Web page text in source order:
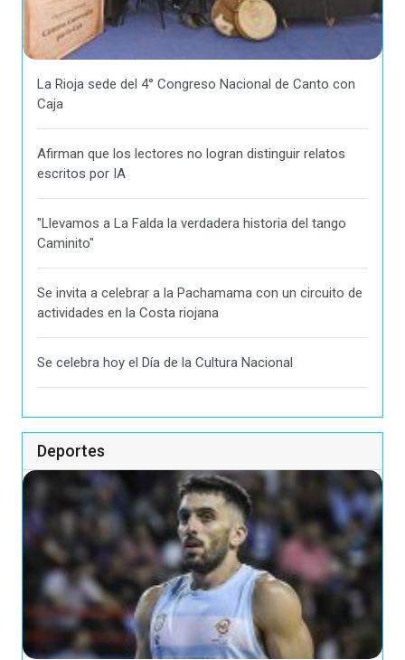
La Rioja sede del 4° Congreso Nacional de Canto con
Caja
Afirman que los lectores no logran distinguir relatos
escritos por IA
"Llevamos a La Falda la verdadera historia del tango
Caminito"
Se invita a celebrar a la Pachamama con un circuito de
actividades en la Costa riojana
Se celebra hoy el Día de la Cultura Nacional
Deportes